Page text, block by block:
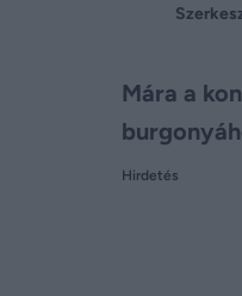
Mára a
Hirdetés